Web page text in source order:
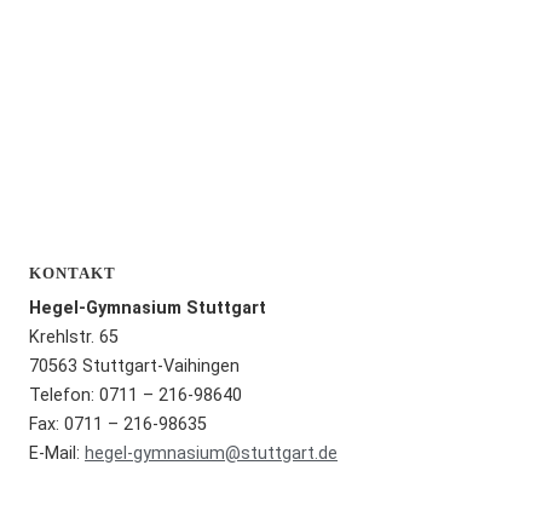
KONTAKT
Hegel-Gymnasium Stuttgart
Krehlstr. 65
70563 Stuttgart-Vaihingen
Telefon: 0711 – 216-98640
Fax: 0711 – 216-98635
E-Mail: hegel-gymnasium@stuttgart.de